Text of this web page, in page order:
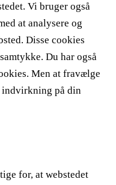
Vi bruger også
at analysere og
Disse cookies
Du har også
Men at fravælge
indvirkning på din
for, at webstedet